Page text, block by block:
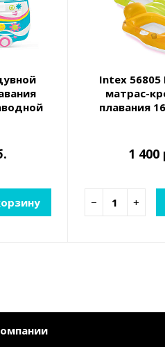
Intex
матрас-
плавания
1 400
− +